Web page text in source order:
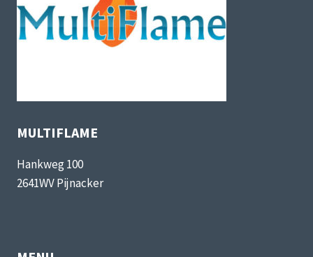
MULTIFLAME
Hankweg 100
2641WV Pijnacker